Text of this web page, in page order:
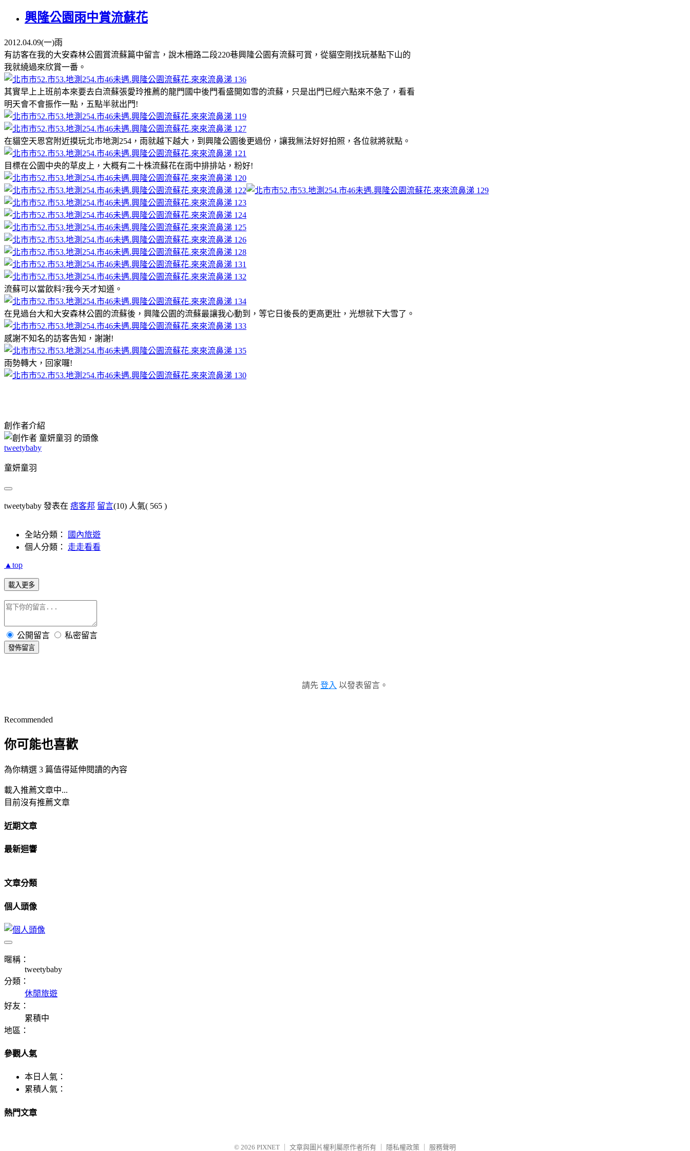
興隆公園雨中賞流蘇花
2012.04.09(一)雨
有訪客在我的大安森林公園賞流蘇篇中留言，說木柵路二段220巷興隆公園有流蘇可賞，從貓空剛找玩基點下山的
我就繞過來欣賞一番。
其實早上上班前本來要去白流蘇張愛玲推薦的龍門國中後門看盛開如雪的流蘇，只是出門已經六點來不急了，看看
明天會不會振作一點，五點半就出門!
在貓空天恩宮附近摸玩北市地測254，雨就越下越大，到興隆公園後更過份，讓我無法好好拍照，各位就將就點。
目標在公園中央的草皮上，大概有二十株流蘇花在雨中排排站，粉好!
流蘇可以當飲料?我今天才知道。
在見過台大和大安森林公園的流蘇後，興隆公園的流蘇最讓我心動到，等它日後長的更高更壯，光想就下大雪了。
感謝不知名的訪客告知，謝謝!
雨勢轉大，回家囉!
創作者介紹
tweetybaby
童妍童羽
tweetybaby 發表在 痞客邦 留言(10) 人氣( 565 )
全站分類：
國內旅遊
個人分類： 走走看看
▲top
載入更多
公開留言 私密留言
發佈留言
請先 登入 以發表留言。
Recommended
你可能也喜歡
為你精選 3 篇值得延伸閱讀的內容
載入推薦文章中...
目前沒有推薦文章
近期文章
最新迴響
文章分類
個人頭像
暱稱：
tweetybaby
分類：
休閒旅遊
好友：
累積中
地區：
參觀人氣
本日人氣：
累積人氣：
熱門文章
© 2026 PIXNET 文章與圖片權利屬原作者所有 隱私權政策 服務聲明